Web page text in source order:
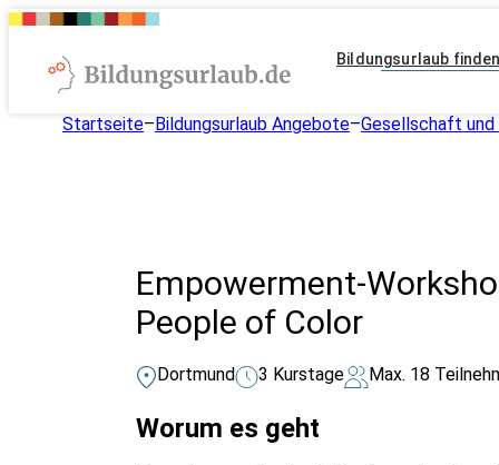
Bildungsurlaub finden
Startseite–Bildungsurlaub Angebote–Gesellschaft
Empowerment-
People of Color
Dortmund 3 Kurstage Max. 18
Worum es geht